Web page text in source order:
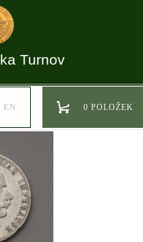
Turnov
EN 0 POLOŽEK